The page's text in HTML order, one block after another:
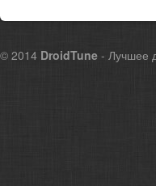
© 2014 DroidTune - Лучшее